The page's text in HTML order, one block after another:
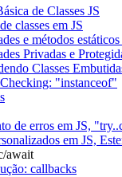
de Classes JS
classes em JS
e métodos estáticos
Privadas e
Classes
"instanceof"
de erros em JS,
em JS,
await
callbacks